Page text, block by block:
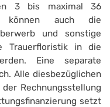
3 bis maximal 36
können auch die
und sonstige
Trauerfloristik in die
Eine separate
Alle diesbezüglichen
Rechnungsstellung
setzt